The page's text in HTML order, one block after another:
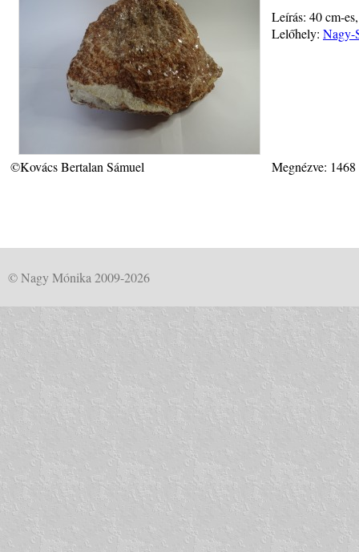
Leírás: 40 cm-
Lelőhely: Nagy-
©Kovács Bertalan Sámuel Megnézve:
© Nagy Mónika 2009-2026